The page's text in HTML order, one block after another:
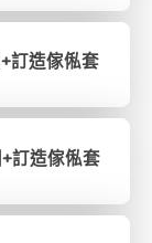
訂造傢俬套
訂造傢俬套